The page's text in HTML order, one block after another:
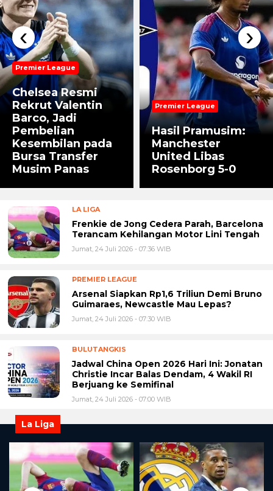
Premier League
Chelsea Resmi
Rekrut Valentin
Barco, Jadi
Pembelian
Kesembilan pada
Bursa Transfer
Musim Panas
Premier League
Hasil Pramusim:
Manchester
United Libas
Rosenborg 5-0
‹ ›
LA LIGA
Frenkie de Jong Cedera Parah, Barcelona
Terancam Kehilangan Motor Lini Tengah
Jumat, 24 Juli 2026 - 07:36 WIB
PREMIER LEAGUE
Arsenal Siapkan Rp1,6 Triliun Demi Bruno
Guimaraes, Newcastle Mau Lepas?
Jumat, 24 Juli 2026 - 07:30 WIB
BULUTANGKIS
Jadwal China Open 2026 Hari Ini: Jonatan
Christie Incar Balas Dendam, 4 Wakil RI
Berjuang ke Semifinal
Jumat, 24 Juli 2026 - 07:00 WIB
La Liga